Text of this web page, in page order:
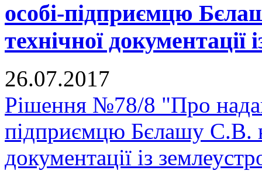
особі-підприємцю
технічної
26.07.2017
Рішення №78/8 "Про
підприємцю Бєлашу С.В.
документації із